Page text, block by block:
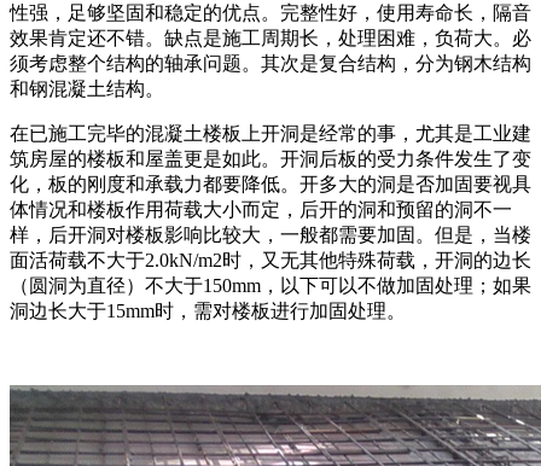
性强，足够坚固和稳定的优点。完整性好，使用寿命长，隔音
效果肯定还不错。缺点是施工周期长，处理困难，负荷大。必
须考虑整个结构的轴承问题。其次是复合结构，分为钢木结构
和钢混凝土结构。
在已施工完毕的混凝土楼板上开洞是经常的事，尤其是工业建
筑房屋的楼板和屋盖更是如此。开洞后板的受力条件发生了变
化，板的刚度和承载力都要降低。开多大的洞是否加固要视具
体情况和楼板作用荷载大小而定，后开的洞和预留的洞不一
样，后开洞对楼板影响比较大，一般都需要加固。但是，当楼
面活荷载不大于2.0kN/m2时，又无其他特殊荷载，开洞的边长
（圆洞为直径）不大于150mm，以下可以不做加固处理；如果
洞边长大于15mm时，需对楼板进行加固处理。